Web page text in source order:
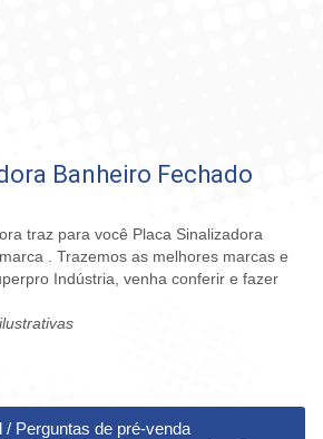
Banheiro Fechado
traz para você Placa Sinalizadora
. Trazemos as melhores marcas e
Indústria, venha conferir e fazer
/ Perguntas de pré-venda